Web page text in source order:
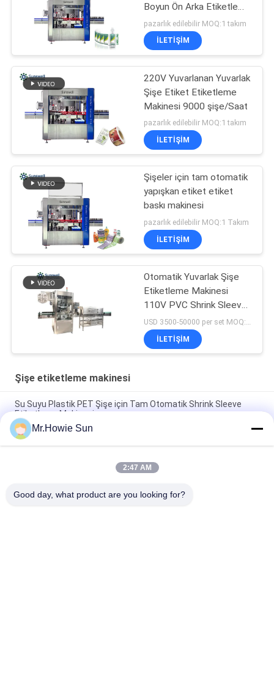
Boyun Ön Arka Etiketleme
Makinesi
pazarlık edilebilir MOQ:1 takım
İLETIŞIM
220V Yuvarlanan Yuvarlak
Şişe Etiket Etiketleme
Makinesi 9000 şişe/Saat
pazarlık edilebilir MOQ:1 takım
İLETIŞIM
Şişeler için tam otomatik
yapışkan etiket etiket
baskı makinesi
pazarlık edilebilir MOQ:1 Takım
İLETIŞIM
Otomatik Yuvarlak Şişe
Etiketleme Makinesi
110V PVC Shrink Sleeve
Film
İLETIŞIM
Şişe etiketleme makinesi
Su Suyu Plastik PET Şişe için Tam Otomatik Shrink Sleeve
Etiketleme Makinesi
Sıvı İçecek Paketleme Hattı İçin Döner / Lineer Sıcak Eriyik
Tutkal Etiketleme Makinesi
OPP / BOPP Film Sıcak Eriyik Etiketleme Makinesi Tam
Mr.Howie Sun
2:47 AM
Good day, what product are you looking for?